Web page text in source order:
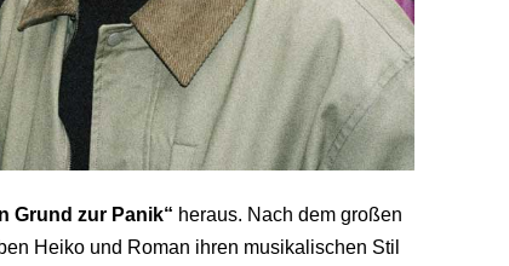
Grund zur Panik“ heraus. Nach dem großen
Heiko und Roman ihren musikalischen Stil